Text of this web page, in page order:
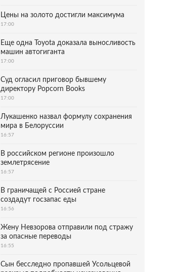
Цены на золото достигли максимума
17:00
Еще одна Toyota доказала выносливость
машин автогиганта
17:00
Суд огласил приговор бывшему
директору Popcorn Books
17:00
Лукашенко назвал формулу сохранения
мира в Белоруссии
16:57
В российском регионе произошло
землетрясение
16:57
В граничащей с Россией стране
создадут госзапас еды
16:56
Жену Невзорова отправили под стражу
за опасные переводы
16:55
Сын бесследно пропавшей Усольцевой